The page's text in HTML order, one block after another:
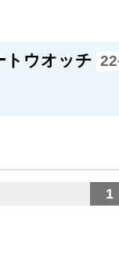
トウオッチ 22
1